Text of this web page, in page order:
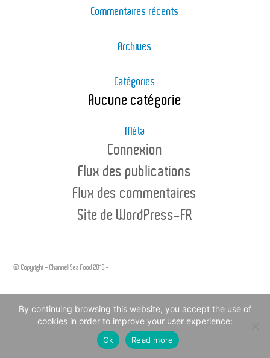
Commentaires récents
Archives
Catégories
Aucune catégorie
Méta
Connexion
Flux des publications
Flux des commentaires
Site de WordPress-FR
© Copyright - Channel Sea Food 2016 -
By continuing browsing this website, you accept the use of
cookies in order to improve your user experience:
Ok Read more